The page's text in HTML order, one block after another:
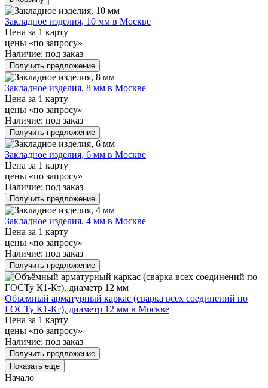
Закладное изделия, 10 мм в Москве
Цена за 1 карту
цены «по запросу»
Наличие: под заказ
Получить предложение
Закладное изделия, 8 мм в Москве
Цена за 1 карту
цены «по запросу»
Наличие: под заказ
Получить предложение
Закладное изделия, 6 мм в Москве
Цена за 1 карту
цены «по запросу»
Наличие: под заказ
Получить предложение
Закладное изделия, 4 мм в Москве
Цена за 1 карту
цены «по запросу»
Наличие: под заказ
Получить предложение
Объёмный арматурный каркас (сварка всех соединений по
ГОСТу К1-Кт), диаметр 12 мм в Москве
Цена за 1 карту
цены «по запросу»
Наличие: под заказ
Получить предложение
Показать еще
Начало